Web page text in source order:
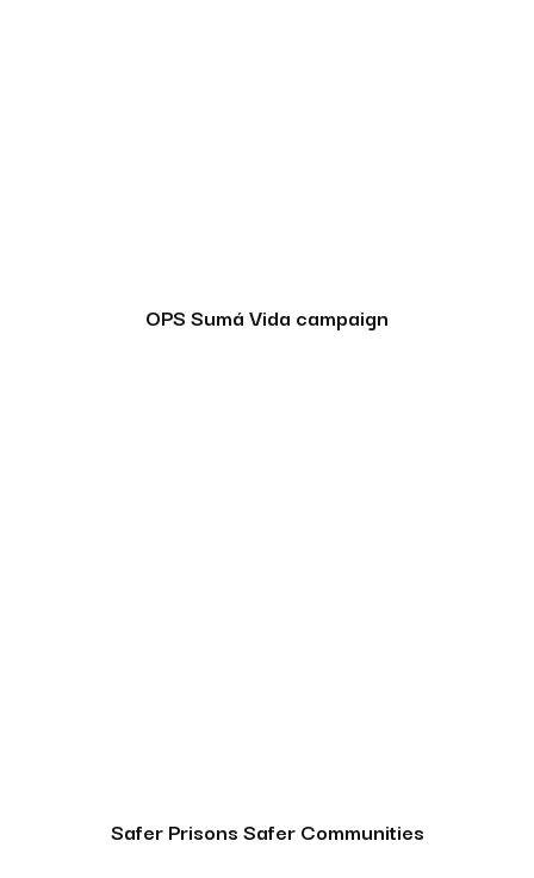
OPS Sumá Vida campaign
Safer Prisons Safer Communities